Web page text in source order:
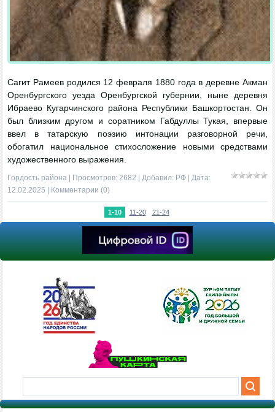
Сагит Рамеев родился 12 февраля 1880 года в деревне Акман
Оренбургского уезда Оренбургской губернии, ныне деревня
Ибраево Кугарчинского района Республики Башкортостан. Он
был близким другом и соратником Габдуллы Тукая, впервые
ввел в татарскую поэзию интонации разговорной речи,
обогатил национальное стихосложение новыми средствами
художественного выражения.
Гордость района | Просмотров: 2682 | Добавил: РФ | Дата:
12.02.2025
Комментарии (0)
1-10 11-20 21-24